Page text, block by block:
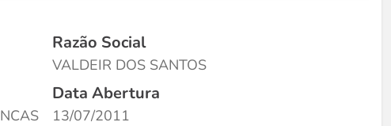
Razão Social
VALDEIR DOS SANTOS
Data Abertura
13/07/2011